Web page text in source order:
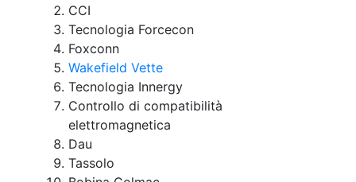
CCI
Tecnologia Forcecon
Foxconn
Wakefield Vette
Tecnologia Innergy
Controllo di compatibilità
elettromagnetica
Dau
Tassolo